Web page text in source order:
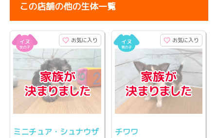
この店舗の他の生体一覧
お気に入り
ミニチュア・シュナウザ
お気に入り
チワワ